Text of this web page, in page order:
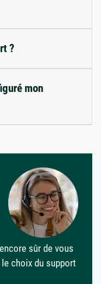
?
mon
sûr de vous
choix du support